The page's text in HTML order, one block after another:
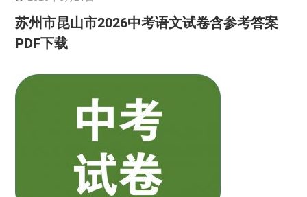
苏州市昆山市2026中考语文试卷含参考答案
PDF下载